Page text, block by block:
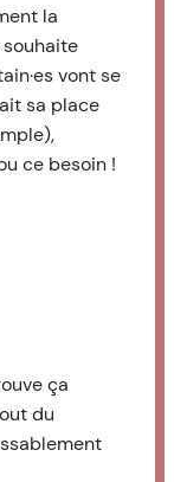
la
vont se
sa place
ce besoin !
ça
du